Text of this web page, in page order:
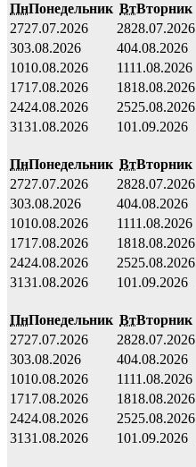
ПнПонедельник ВтВторник
2727.07.2026 2828.07.2026
303.08.2026 404.08.2026
1010.08.2026 1111.08.2026
1717.08.2026 1818.08.2026
2424.08.2026 2525.08.2026
3131.08.2026 101.09.2026
ПнПонедельник ВтВторник
2727.07.2026 2828.07.2026
303.08.2026 404.08.2026
1010.08.2026 1111.08.2026
1717.08.2026 1818.08.2026
2424.08.2026 2525.08.2026
3131.08.2026 101.09.2026
ПнПонедельник ВтВторник
2727.07.2026 2828.07.2026
303.08.2026 404.08.2026
1010.08.2026 1111.08.2026
1717.08.2026 1818.08.2026
2424.08.2026 2525.08.2026
3131.08.2026 101.09.2026